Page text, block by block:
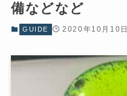
備などなど
GUIDE 2020年10月10日